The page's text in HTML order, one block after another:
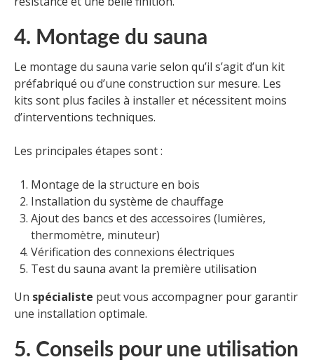
4. Montage du sauna
Le montage du sauna varie selon qu’il s’agit d’un kit
préfabriqué ou d’une construction sur mesure. Les
kits sont plus faciles à installer et nécessitent moins
d’interventions techniques.
Les principales étapes sont :
Montage de la structure en bois
Installation du système de chauffage
Ajout des bancs et des accessoires (lumières,
thermomètre, minuteur)
Vérification des connexions électriques
Test du sauna avant la première utilisation
Un spécialiste peut vous accompagner pour garantir
une installation optimale.
5. Conseils pour une utilisation